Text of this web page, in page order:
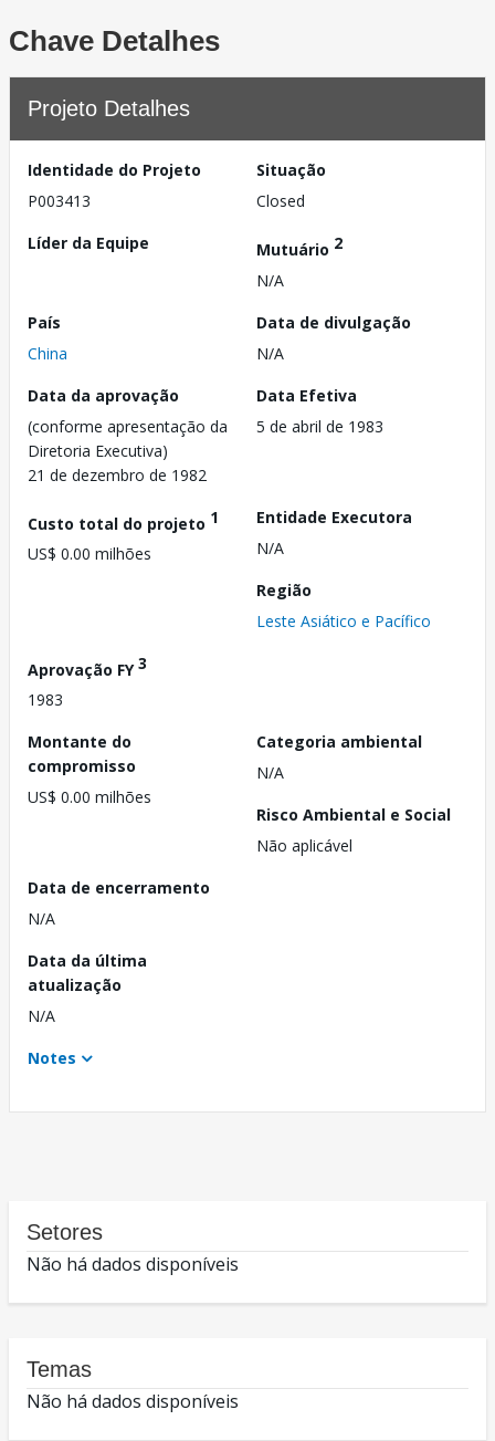
Chave Detalhes
Projeto Detalhes
Identidade do Projeto
P003413
Situação
Closed
Líder da Equipe
Mutuário 2
N/A
País
China
Data de divulgação
N/A
Data da aprovação
(conforme apresentação da
Diretoria Executiva)
21 de dezembro de 1982
Data Efetiva
5 de abril de 1983
Custo total do projeto 1
US$ 0.00 milhões
Entidade Executora
N/A
Região
Leste Asiático e Pacífico
Aprovação FY3
1983
Montante do
compromisso
US$ 0.00 milhões
Categoria ambiental
N/A
Risco Ambiental e Social
Não aplicável
Data de encerramento
N/A
Data da última
atualização
N/A
Notes
Setores
Não há dados disponíveis
Temas
Não há dados disponíveis